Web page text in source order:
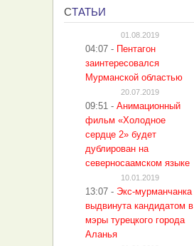
СТАТЬИ
01.08.2019
04:07 - Пентагон
заинтересовался
Мурманской областью
20.07.2019
09:51 - Анимационный
фильм «Холодное
сердце 2» будет
дублирован на
северносаамском языке
10.01.2019
13:07 - Экс-мурманчанка
выдвинута кандидатом в
мэры турецкого города
Аланья